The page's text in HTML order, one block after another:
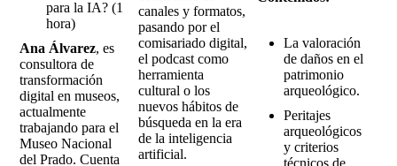
para la IA? (1
hora)
Ana Álvarez, es
consultora de
transformación
digital en museos,
actualmente
trabajando para el
Museo Nacional
del Prado. Cuenta
canales y formatos,
pasando por el
comisariado digital,
el podcast como
herramienta
cultural o los
nuevos hábitos de
búsqueda en la era
de la inteligencia
artificial.
La valoración
de daños en el
patrimonio
arqueológico.
Peritajes
arqueológicos
y criterios